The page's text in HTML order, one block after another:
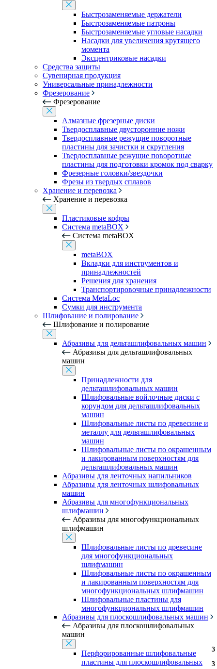
Быстрозаменяемые держатели
Быстрозаменяемые патроны
Быстрозаменяемые угловые насадки
Насадки для увеличения крутящего
момента
Эксцентриковые насадки
Средства защиты
Сувенирная продукция
Универсальные принадлежности
Фрезерование
Фрезерование
Алмазные фрезерные диски
Твердосплавные двусторонние ножи
Твердосплавные режущие поворотные
пластины для зачистки и скругления
Твердосплавные режущие поворотные
пластины для подготовки кромок под сварку
Фрезерные головки/звездочки
Фрезы из твердых сплавов
Хранение и перевозка
Хранение и перевозка
Пластиковые кофры
Система metaBOX
Система metaBOX
metaBOX
Вкладки для инструментов и
принадлежностей
Решения для хранения
Транспортировочные принадлежности
Система MetaLoc
Сумки для инструмента
Шлифование и полирование
Шлифование и полирование
Абразивы для дельташлифовальных машин
Абразивы для дельташлифовальных
машин
Принадлежности для
дельташлифовальных машин
Шлифовальные войлочные диски с
корундом для дельташлифовальных
машин
Шлифовальные листы по древесине и
металлу для дельташлифовальных
машин
Шлифовальные листы по окрашенным
и лакированным поверхностям для
дельташлифовальных машин
Абразивы для ленточных напильников
Абразивы для ленточных шлифовальных
машин
Абразивы для многофункциональных
шлифмашин
Абразивы для многофункциональных
шлифмашин
Шлифовальные листы по древесине
для многофункциональных
шлифмашин
Шлифовальные листы по окрашенным
и лакированным поверхностям для
многофункциональных шлифмашин
Шлифовальные пластины для
многофункциональных шлифмашин
Абразивы для плоскошлифовальных машин
Абразивы для плоскошлифовальных
машин
Перфорированные шлифовальные
пластины для плоскошлифовальных
3
3
3
3
3
3
3
3
3
3
3
3
3
3
3
3
3
3
3
3
3
3
3
3
3
3
3
3
3
3
3
3